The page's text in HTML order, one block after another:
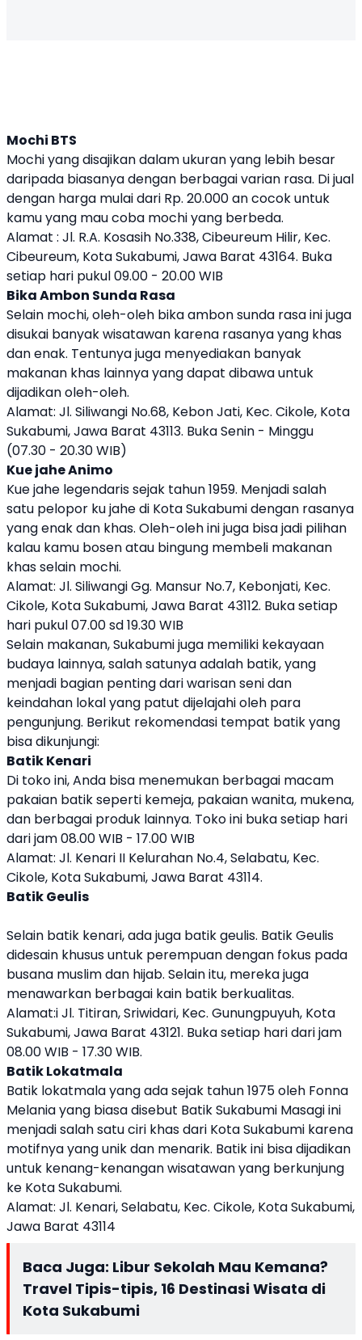
Mochi BTS
Mochi yang disajikan dalam ukuran yang lebih besar
daripada biasanya dengan berbagai varian rasa. Di jual
dengan harga mulai dari Rp. 20.000 an cocok untuk
kamu yang mau coba mochi yang berbeda.
Alamat : Jl. R.A. Kosasih No.338, Cibeureum Hilir, Kec.
Cibeureum, Kota Sukabumi, Jawa Barat 43164. Buka
setiap hari pukul 09.00 - 20.00 WIB
Bika Ambon Sunda Rasa
Selain mochi, oleh-oleh bika ambon sunda rasa ini juga
disukai banyak wisatawan karena rasanya yang khas
dan enak. Tentunya juga menyediakan banyak
makanan khas lainnya yang dapat dibawa untuk
dijadikan oleh-oleh.
Alamat: Jl. Siliwangi No.68, Kebon Jati, Kec. Cikole, Kota
Sukabumi, Jawa Barat 43113. Buka Senin - Minggu
(07.30 - 20.30 WIB)
Kue jahe Animo
Kue jahe legendaris sejak tahun 1959. Menjadi salah
satu pelopor ku jahe di Kota Sukabumi dengan rasanya
yang enak dan khas. Oleh-oleh ini juga bisa jadi pilihan
kalau kamu bosen atau bingung membeli makanan
khas selain mochi.
Alamat: Jl. Siliwangi Gg. Mansur No.7, Kebonjati, Kec.
Cikole, Kota Sukabumi, Jawa Barat 43112. Buka setiap
hari pukul 07.00 sd 19.30 WIB
Selain makanan, Sukabumi juga memiliki kekayaan
budaya lainnya, salah satunya adalah batik, yang
menjadi bagian penting dari warisan seni dan
keindahan lokal yang patut dijelajahi oleh para
pengunjung. Berikut rekomendasi tempat batik yang
bisa dikunjungi:
Batik Kenari
Di toko ini, Anda bisa menemukan berbagai macam
pakaian batik seperti kemeja, pakaian wanita, mukena,
dan berbagai produk lainnya. Toko ini buka setiap hari
dari jam 08.00 WIB - 17.00 WIB
Alamat: Jl. Kenari II Kelurahan No.4, Selabatu, Kec.
Cikole, Kota Sukabumi, Jawa Barat 43114.
Batik Geulis
Selain batik kenari, ada juga batik geulis. Batik Geulis
didesain khusus untuk perempuan dengan fokus pada
busana muslim dan hijab. Selain itu, mereka juga
menawarkan berbagai kain batik berkualitas.
Alamat:i Jl. Titiran, Sriwidari, Kec. Gunungpuyuh, Kota
Sukabumi, Jawa Barat 43121. Buka setiap hari dari jam
08.00 WIB - 17.30 WIB.
Batik Lokatmala
Batik lokatmala yang ada sejak tahun 1975 oleh Fonna
Melania yang biasa disebut Batik Sukabumi Masagi ini
menjadi salah satu ciri khas dari Kota Sukabumi karena
motifnya yang unik dan menarik. Batik ini bisa dijadikan
untuk kenang-kenangan wisatawan yang berkunjung
ke Kota Sukabumi.
Alamat: Jl. Kenari, Selabatu, Kec. Cikole, Kota Sukabumi,
Jawa Barat 43114
Baca Juga: Libur Sekolah Mau Kemana?
Travel Tipis-tipis, 16 Destinasi Wisata di
Kota Sukabumi